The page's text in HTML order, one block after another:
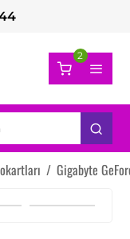
2
/ Gigabyte